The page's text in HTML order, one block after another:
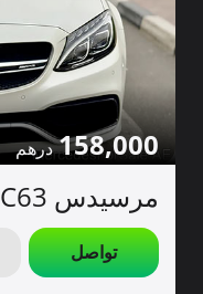
158,000
مرسيدس C63 للبيع
تواصل